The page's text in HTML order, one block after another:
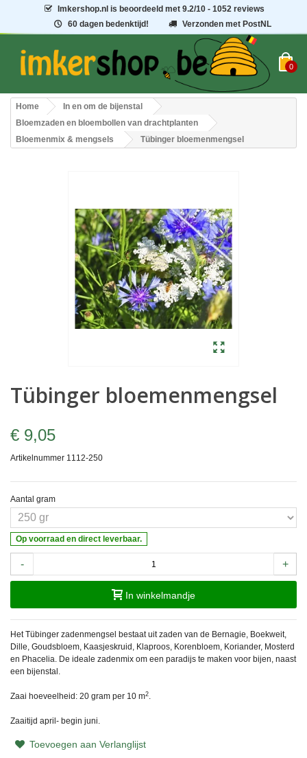
Imkershop.nl is beoordeeld met9.2/10 - 1052 reviews
60 dagen bedenktijd!
Verzonden met PostNL
0
Home
In en om de bijenstal
Bloemzaden en bloembollen van drachtplanten
Bloemenmix & mengsels
Tübinger bloemenmengsel
Tübinger bloemenmengsel
€ 9,05
Artikelnummer 1112-250
Aantal gram
Op voorraad en direct leverbaar.
- +
In winkelmandje
Het Tübinger zadenmengsel bestaat uit zaden van de Bernagie, Boekweit,
Dille, Goudsbloem, Kaasjeskruid, Klaproos, Korenbloem, Koriander, Mosterd
en Phacelia. De ideale zadenmix om een paradijs te maken voor bijen, naast
een bijenstal.
Zaai hoeveelheid: 20 gram per 10 m2.
Zaaitijd april- begin juni.
Toevoegen aan Verlanglijst